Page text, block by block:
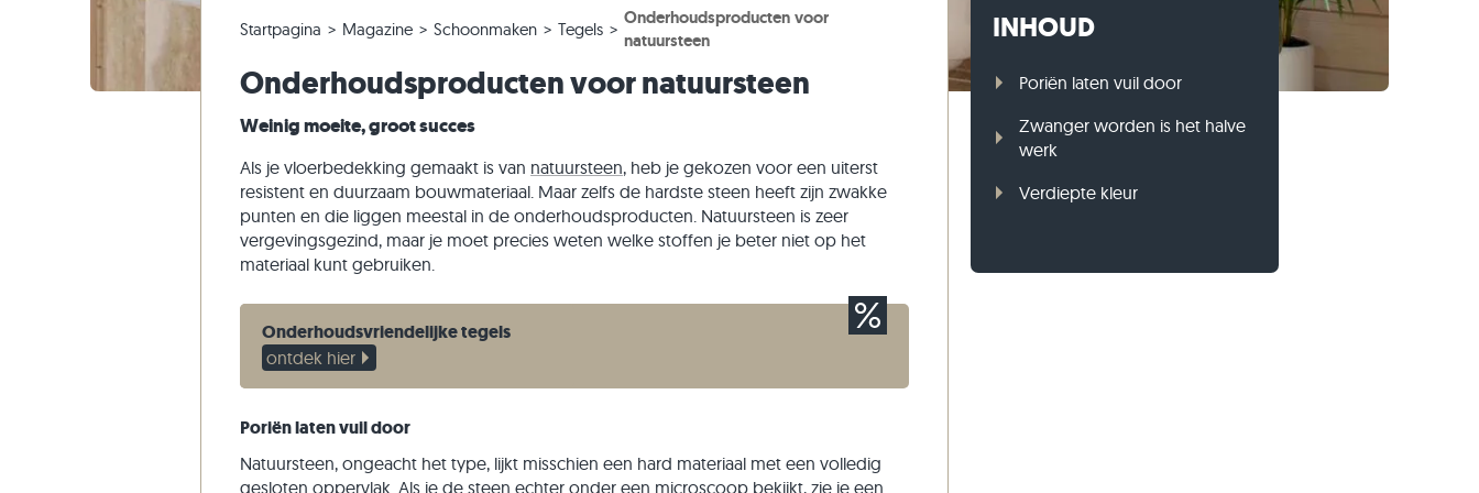
Antieke tegels
Kwartsiet terrastegels
Kalksteen straatstenen
Gneis straatstenen
Travertin stapelblokken
Gneis stapelblokken
Gneis opsluitbanden
Levering & transport
Leefstijlen
Indrukken van klanten
Zandsteen
Leisteen
Travertin
Startpagina Magazine Schoonmaken Tegels
Onderhoudsproducten voor
natuursteen
Onderhoudsproducten voor natuursteen
Weinig moeite, groot succes
Als je vloerbedekking gemaakt is van natuursteen, heb je gekozen voor een uiterst
resistent en duurzaam bouwmateriaal. Maar zelfs de hardste steen heeft zijn zwakke
punten en die liggen meestal in de onderhoudsproducten. Natuursteen is zeer
vergevingsgezind, maar je moet precies weten welke stoffen je beter niet op het
materiaal kunt gebruiken.
Onderhoudsvriendelijke tegels
ontdek hier
Poriën laten vuil door
Natuursteen, ongeacht het type, lijkt misschien een hard materiaal met een volledig
gesloten oppervlak. Als je de steen echter onder een microscoop bekijkt, zie je een
INHOUD
Poriën laten vuil door
Zwanger worden is het halve
werk
Verdiepte kleur